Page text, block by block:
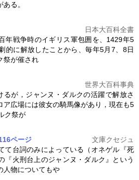
る。
日本大百科全書
年戦争時のイギリス軍包囲を、1429年5
的に解放したことから、毎年5月7、8日
祭が催され
世界大百科事典
が， ジャンヌ・ダルクの活躍で解放さ
ア広場には彼女の騎馬像があり，現在も5
ク祭が
ページ
文庫クセジュ
て台詞のみによっている（オネゲル『死
『火刑台上のジャンヌ・ダルク』という
人物についてもや